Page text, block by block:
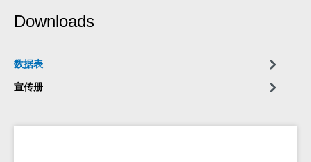
Downloads
数据表
宣传册